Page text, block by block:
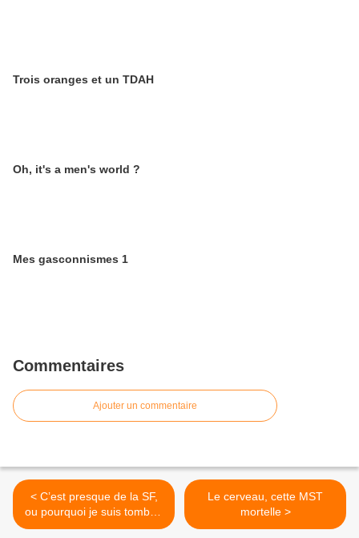
Trois oranges et un TDAH
Oh, it's a men's world ?
Mes gasconnismes 1
Commentaires
Ajouter un commentaire
< C’est presque de la SF,
ou pourquoi je suis tombée
dans le tonneau quand
Le cerveau, cette MST
mortelle >